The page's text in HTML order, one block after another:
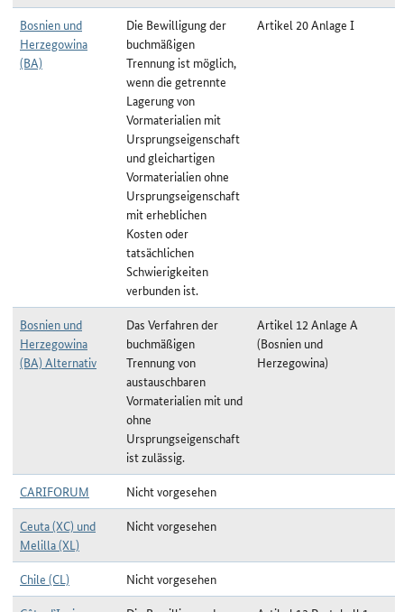
Bosnien und
Herzegowina
(BA)
Die Bewilligung der
buchmäßigen
Trennung ist möglich,
wenn die getrennte
Lagerung von
Vormaterialien mit
Ursprungseigenschaft
und gleichartigen
Vormaterialien ohne
Ursprungseigenschaft
mit erheblichen
Kosten oder
tatsächlichen
Schwierigkeiten
verbunden ist.
Artikel 20 Anlage I
Bosnien und
Herzegowina
(BA) Alternativ
Das Verfahren der
buchmäßigen
Trennung von
austauschbaren
Vormaterialien mit und
ohne
Ursprungseigenschaft
ist zulässig.
Artikel 12 Anlage A
(Bosnien und
Herzegowina)
CARIFORUM
Nicht vorgesehen
Ceuta (XC) und
Melilla (XL)
Nicht vorgesehen
Chile (CL)
Nicht vorgesehen